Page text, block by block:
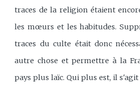
traces de la religion étaient
les mœurs et les habitudes.
traces du culte était donc
autre chose et permettre à la
pays plus laïc. Qui plus est, il